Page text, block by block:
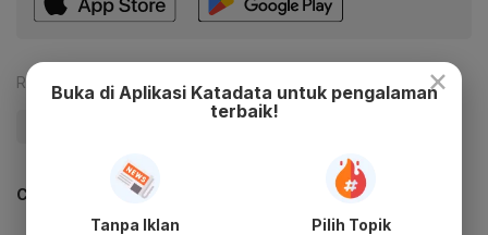
Reporter: Reza Pahlevi
CEK JUGA DATA INI
×
Buka di Aplikasi Katadata untuk pengalaman
terbaik!
Tanpa Iklan Pilih Topik